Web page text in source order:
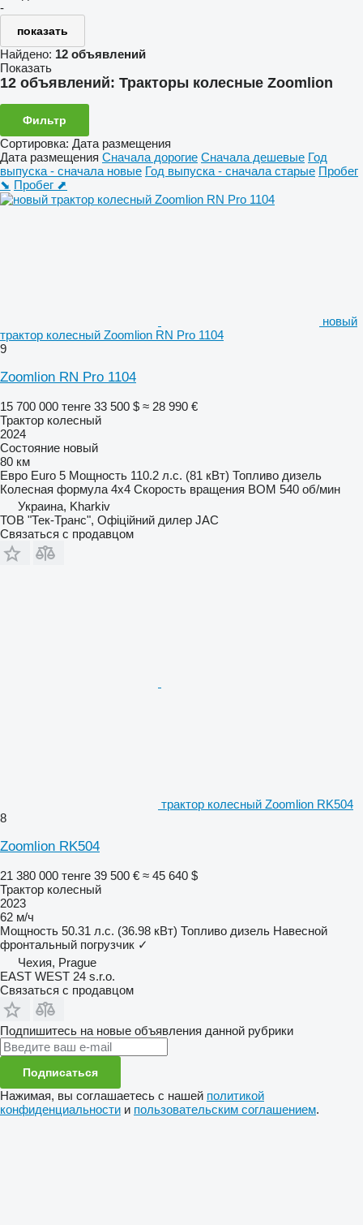
-
показать
Найдено: 12 объявлений
Показать
12 объявлений: Тракторы колесные Zoomlion
Фильтр
Сортировка: Дата размещения
Дата размещения Сначала дорогие Сначала дешевые Год
выпуска - сначала новые Год выпуска - сначала старые Пробег
⬊ Пробег ⬈
новый
трактор колесный Zoomlion RN Pro 1104
9
Zoomlion RN Pro 1104
15 700 000 тенге 33 500 $ ≈ 28 990 €
Трактор колесный
2024
Состояние новый
80 км
Евро Euro 5 Мощность 110.2 л.с. (81 кВт) Топливо дизель
Колесная формула 4x4 Скорость вращения ВОМ 540 об/мин
Украина, Kharkiv
ТОВ "Тек-Транс", Офіційний дилер JAC
Связаться с продавцом
трактор колесный Zoomlion RK504
8
Zoomlion RK504
21 380 000 тенге 39 500 € ≈ 45 640 $
Трактор колесный
2023
62 м/ч
Мощность 50.31 л.с. (36.98 кВт) Топливо дизель Навесной
фронтальный погрузчик ✓
Чехия, Prague
EAST WEST 24 s.r.o.
Связаться с продавцом
Подпишитесь на новые объявления данной рубрики
Подписаться
Нажимая, вы соглашаетесь с нашей политикой
конфиденциальности и пользовательским соглашением.